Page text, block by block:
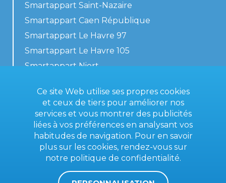
Smartappart Saint-Nazaire
Smartappart Caen République
Smartappart Le Havre 97
Smartappart Le Havre 105
Smartappart Niort
Contactez-nous
Conditions générales
Mentions légales
Ce site Web utilise ses propres cookies
et ceux de tiers pour améliorer nos
services et vous montrer des publicités
liées à vos préférences en analysant vos
habitudes de navigation. Pour en savoir
plus sur les cookies, rendez-vous sur
notre politique de confidentialité.